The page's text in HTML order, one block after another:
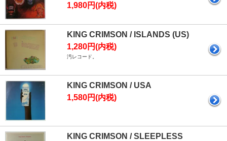
1,980円(内税)
KING CRIMSON / ISLANDS (US)
1,280円(内税)
汚レコード。
KING CRIMSON / USA
1,580円(内税)
KING CRIMSON / SLEEPLESS